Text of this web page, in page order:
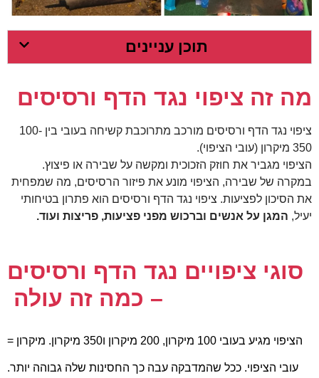
תוכן עניינים
מה זה ציפוי נגד הדף ורסיסים
ציפוי נגד הדף ורסיסים מורכב מתרוכבת קשיחה בעובי בין 100-
350 מיקרון (עובי הציפוי).
הציפוי מגביר את חוזק הזכוכית ומקשה על שבירה או פיצוץ.
במקרה של שבירה, הציפוי מונע את פיזור הרסיסים, מה שמפחית
את הסיכון לפציעות. ציפוי נגד הדף ורסיסים הוא פתרון בטיחותי
יעיל, המגן על אנשים וברכוש מפני פציעות, פריצות ועוד.
סוגי ציפויים נגד הדף ורסיסים
– כמה זה עולה
הציפוי מגיע בעובי 100 מיקרון, 200 מיקרון ו350 מיקרון. מיקרון =
עובי הציפוי. ככל שהמדבקה עבה כך החסינות שלה גבוהה יותר.